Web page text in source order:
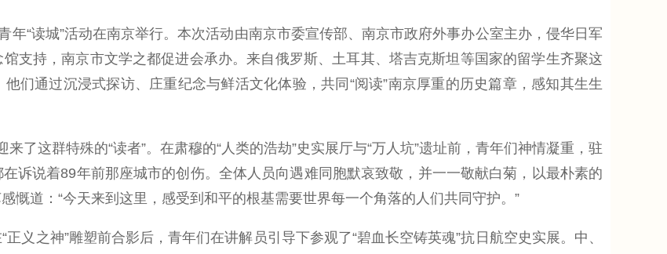
“读城”活动在南京举行。本次活动由南京市委宣传部、南京市政府外事办公室主办，侵华日军
支持，南京市文学之都促进会承办。来自俄罗斯、土耳其、塔吉克斯坦等国家的留学生齐聚这
们通过沉浸式探访、庄重纪念与鲜活文化体验，共同“阅读”南京厚重的历史篇章，感知其生生
这群特殊的“读者”。在肃穆的“人类的浩劫”史实展厅与“万人坑”遗址前，青年们神情凝重，驻
诉说着89年前那座城市的创伤。全体人员向遇难同胞默哀致敬，并一一敬献白菊，以最朴素的
慨道：“今天来到这里，感受到和平的根基需要世界每一个角落的人们共同守护。”
之神”雕塑前合影后，青年们在讲解员引导下参观了“碧血长空铸英魂”抗日航空史实展。中、